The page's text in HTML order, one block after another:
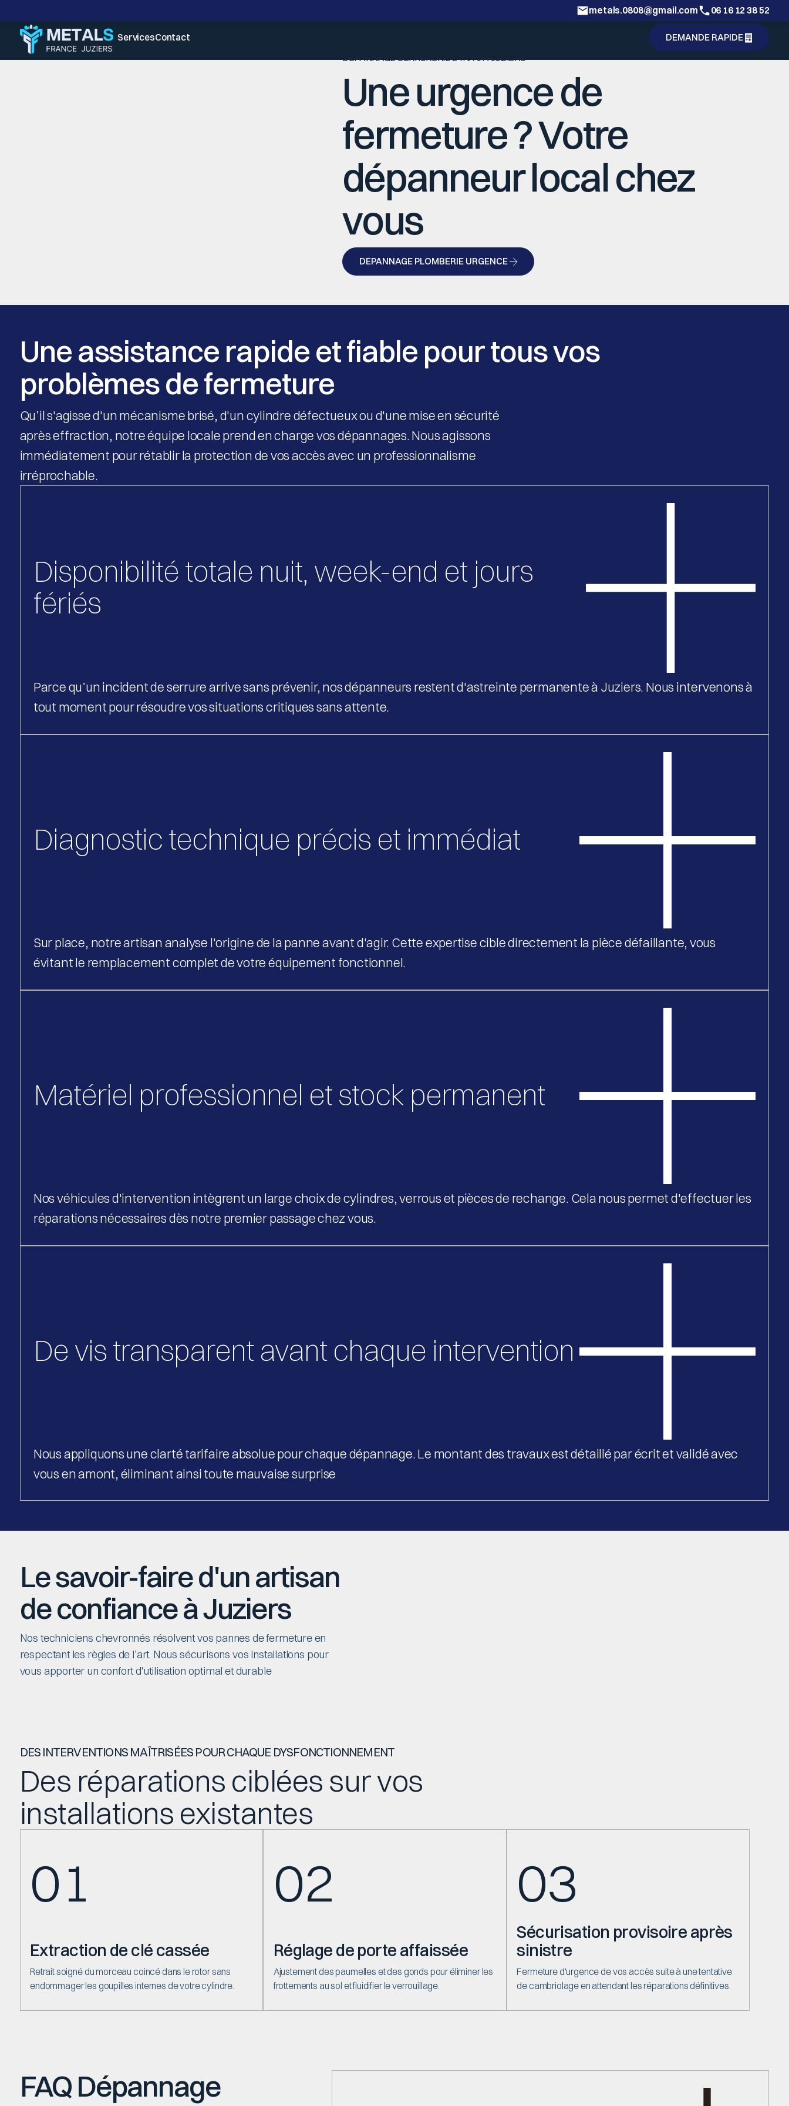
metals.0808@gmail.com 06 16 12 38 52
ServicesContact
DEMANDE RAPIDE
DÉPANNAGE SERRURERIE 24H/7J À JUZIERS
Une urgence de
fermeture ? Votre
dépanneur local chez
vous
DÉPANNAGE PLOMBERIE URGENCE
Une assistance rapide et fiable pour tous vos
problèmes de fermeture
Qu’il s'agisse d'un mécanisme brisé, d'un cylindre défectueux ou d'une mise en sécurité
après effraction, notre équipe locale prend en charge vos dépannages. Nous agissons
immédiatement pour rétablir la protection de vos accès avec un professionnalisme
irréprochable.
Disponibilité totale nuit, week-end et jours
fériés
Parce qu’un incident de serrure arrive sans prévenir, nos dépanneurs restent d'astreinte permanente à Juziers. Nous intervenons à
tout moment pour résoudre vos situations critiques sans attente.
Diagnostic technique précis et immédiat
Sur place, notre artisan analyse l'origine de la panne avant d'agir. Cette expertise cible directement la pièce défaillante, vous
évitant le remplacement complet de votre équipement fonctionnel.
Matériel professionnel et stock permanent
Nos véhicules d'intervention intègrent un large choix de cylindres, verrous et pièces de rechange. Cela nous permet d'effectuer les
réparations nécessaires dès notre premier passage chez vous.
De vis transparent avant chaque intervention
Nous appliquons une clarté tarifaire absolue pour chaque dépannage. Le montant des travaux est détaillé par écrit et validé avec
vous en amont, éliminant ainsi toute mauvaise surprise
Le savoir-faire d'un artisan
de confiance à Juziers
Nos techniciens chevronnés résolvent vos pannes de fermeture en
respectant les règles de l’art. Nous sécurisons vos installations pour
vous apporter un confort d'utilisation optimal et durable
DES INTERVENTIONS MAÎTRISÉES POUR CHAQUE DYSFONCTIONNEMENT
Des réparations ciblées sur vos
installations existantes
01
Extraction de clé cassée
Retrait soigné du morceau coincé dans le rotor sans
endommager les goupilles internes de votre cylindre.
02
Réglage de porte affaissée
Ajustement des paumelles et des gonds pour éliminer les
frottements au sol et fluidifier le verrouillage.
03
Sécurisation provisoire après
sinistre
Fermeture d'urgence de vos accès suite à une tentative
de cambriolage en attendant les réparations définitives.
FAQ Dépannage